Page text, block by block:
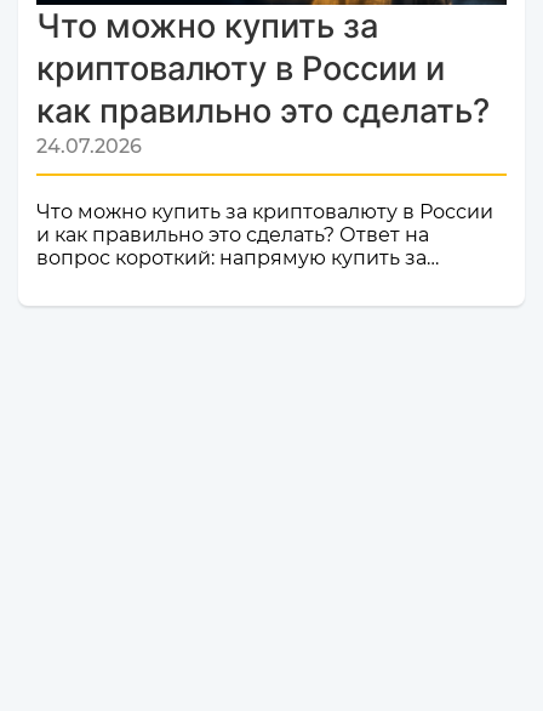
Что можно купить за
криптовалюту в России и
как правильно это сделать?
24.07.2026
Что можно купить за криптовалюту в России
и как правильно это сделать? Ответ на
вопрос короткий: напрямую купить за
нельзя. Российское законодательство не